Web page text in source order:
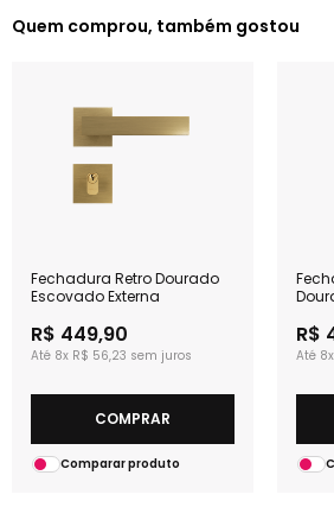
Quem comprou, também gostou
Fechadura Retro Dourado
Escovado Externa
R$ 449,90
8x R$ 56,23
COMPRAR
Comparar produto
R$
8x